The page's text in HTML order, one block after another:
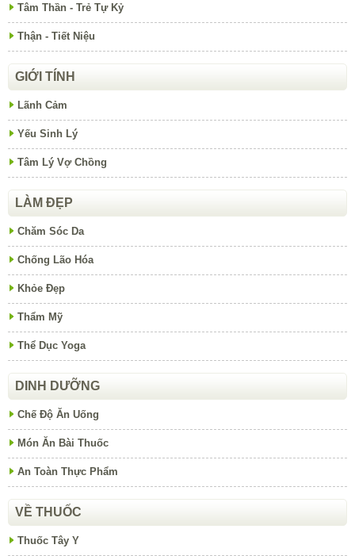
Tâm Thần - Trẻ Tự Kỷ
Thận - Tiết Niệu
GIỚI TÍNH
Lãnh Cảm
Yếu Sinh Lý
Tâm Lý Vợ Chồng
LÀM ĐẸP
Chăm Sóc Da
Chống Lão Hóa
Khỏe Đẹp
Thẩm Mỹ
Thể Dục Yoga
DINH DƯỠNG
Chế Độ Ăn Uống
Món Ăn Bài Thuốc
An Toàn Thực Phẩm
VỀ THUỐC
Thuốc Tây Y